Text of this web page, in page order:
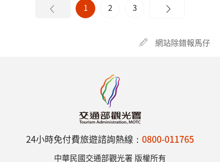
1 2 3
網站除錯報馬仔
24小時免付費旅遊諮詢熱線： 0800-011765
中華民國交通部觀光署 版權所有